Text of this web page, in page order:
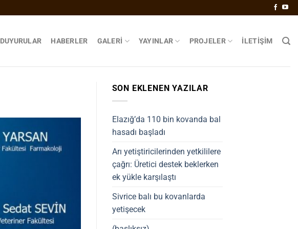
DUYURULAR HABERLER GALERİ YAYINLAR PROJELER İLETIŞIM
SON EKLENEN YAZILAR
Elazığ’da 110 bin kovanda bal
hasadı başladı
Arı yetiştiricilerinden yetkililere
çağrı: Üretici destek beklerken
ek yükle karşılaştı
Sivrice balı bu kovanlarda
yetişecek